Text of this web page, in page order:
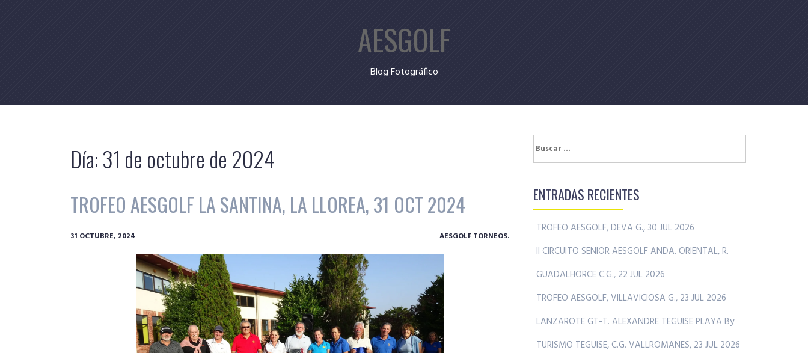
AESGOLF
Blog Fotográfico
Día:31 de octubre de 2024
TROFEO AESGOLF LA SANTINA, LA LLOREA, 31 OCT 2024
31 OCTUBRE, 2024 AESGOLF TORNEOS.
Buscar:
ENTRADAS RECIENTES
TROFEO AESGOLF, DEVA G., 30 JUL 2026
II CIRCUITO SENIOR AESGOLF ANDA. ORIENTAL, R.
GUADALHORCE C.G., 22 JUL 2026
TROFEO AESGOLF, VILLAVICIOSA G., 23 JUL 2026
LANZAROTE GT-T. ALEXANDRE TEGUISE PLAYA By
TURISMO TEGUISE, C.G. VALLROMANES, 23 JUL 2026